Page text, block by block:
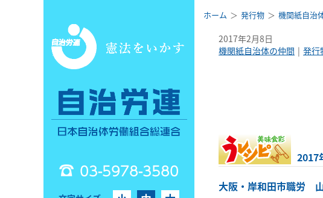
03-5978-3580
ホーム 発行物 機関紙自治
2017年2月8日
機関紙自治体の仲間
発行
2017
大阪・岸和田市職労